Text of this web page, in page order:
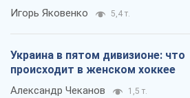
Игорь Яковенко 5,4 т.
Украина в пятом дивизионе: что
происходит в женском хоккее
Александр Чеканов 1,5 т.